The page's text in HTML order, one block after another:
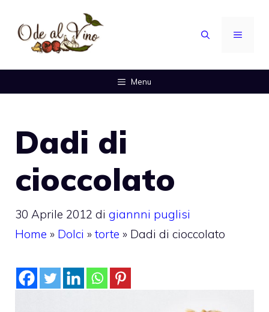
contenuto
MENU
Menu
Dadi di
cioccolato
30 Aprile 2012 di giannni puglisi
Home » Dolci » torte » Dadi di cioccolato